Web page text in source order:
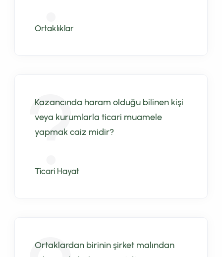
Ortaklıklar
Kazancında haram olduğu bilinen kişi
veya kurumlarla ticari muamele
yapmak caiz midir?
Ticari Hayat
Ortaklardan birinin şirket malından